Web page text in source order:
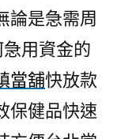
論是急需周
用資金的
當舖快放款
保健品快速